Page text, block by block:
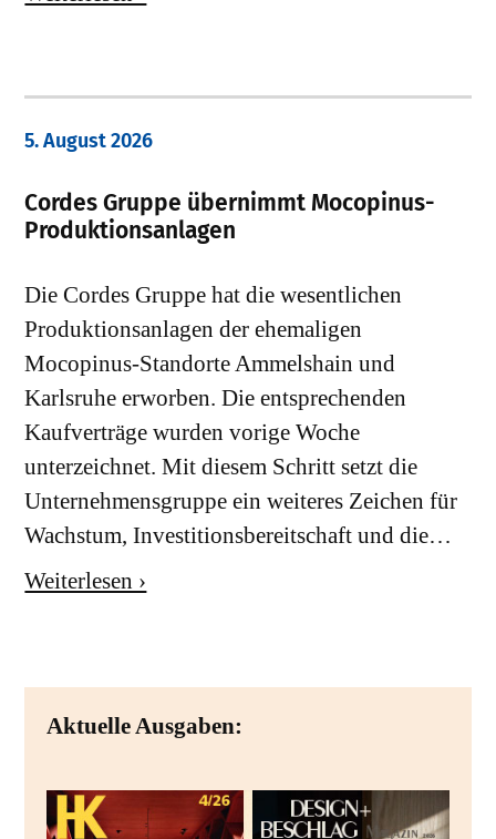
5. August 2026
Cordes Gruppe übernimmt Mocopinus-
Produktionsanlagen
Die Cordes Gruppe hat die wesentlichen
Produktionsanlagen der ehemaligen
Mocopinus-Standorte Ammelshain und
Karlsruhe erworben. Die entsprechenden
Kaufverträge wurden vorige Woche
unterzeichnet. Mit diesem Schritt setzt die
Unternehmensgruppe ein weiteres Zeichen für
Wachstum, Investitionsbereitschaft und die…
Weiterlesen ›
Aktuelle Ausgaben: